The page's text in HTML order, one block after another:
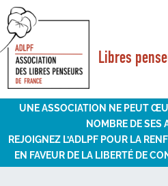
Libres
Sélectionner une page
UNE ASSOCIATION NE PEUT
NOMBRE DE SES
REJOIGNEZ L’ADLPF POUR LA
EN FAVEUR DE LA LIBERTÉ DE